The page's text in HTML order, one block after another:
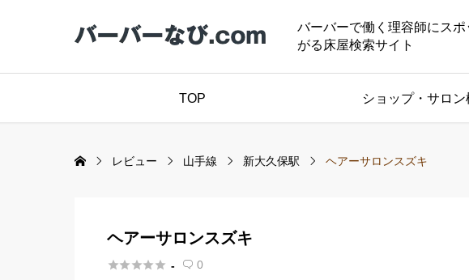
バーバーで働く理容師にス
がる床屋検索サイト
TOP ショップ・サロン
レビュー 山手線 新大久保駅 ヘアーサロンスズキ
ヘアーサロンスズキ
 -  0